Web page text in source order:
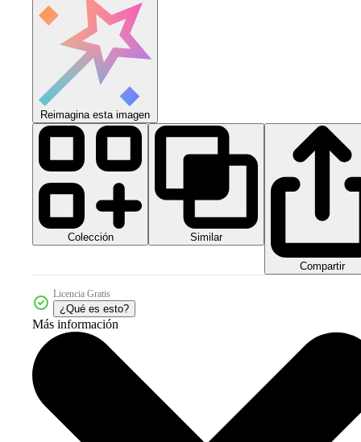
Reimagina esta imagen
Colección Similar
Compartir
Licencia Gratis
¿Qué es esto?
Más información